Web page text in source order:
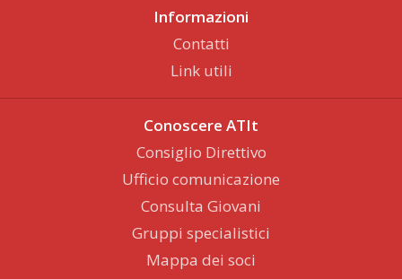
Informazioni
Contatti
Link utili
Conoscere ATIt
Consiglio Direttivo
Ufficio comunicazione
Consulta Giovani
Gruppi specialistici
Mappa dei soci